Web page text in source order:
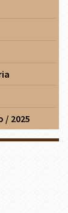
/ 2025